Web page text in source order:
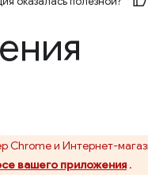
Chrome и Интернет-
вашего приложения .